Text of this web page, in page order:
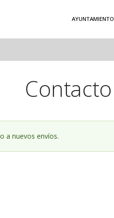
AYUNTAMIENTO
Contacto
a nuevos envíos.